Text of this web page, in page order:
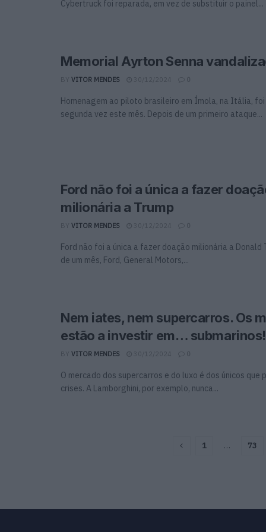
Cybertruck foi reparada, em vez de substituir o painel...
Memorial Ayrton Senna
BY VITOR MENDES 30/12/2024 0
Homenagem ao piloto brasileiro em Ímola, na Itália,
segunda vez este mês. Depois de um primeiro ataque...
Ford não foi a única a fazer
milionária a Trump
BY VITOR MENDES 30/12/2024 0
Ford não foi a única a fazer doação milionária a Donald
de um mês, Ford, General Motors,...
Nem iates, nem supercarros. Os
estão a investir em… submarinos!
BY VITOR MENDES 30/12/2024 0
O mercado dos supercarros e do luxo é dos únicos que
crises. A Lamborghini, por exemplo, nunca...
1 … 73